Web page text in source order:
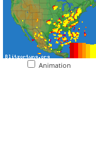
Animation